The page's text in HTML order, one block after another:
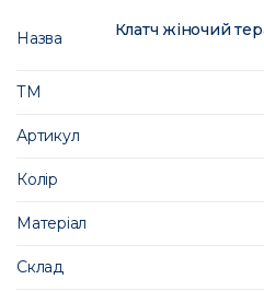
Назва
Клатч жіночий
ТМ
Артикул
Колір
Матеріал
Склад